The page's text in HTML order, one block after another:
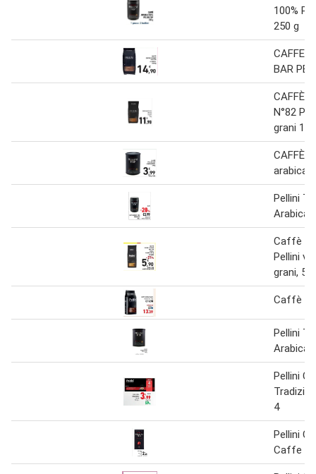
100%
250 g
CAFFE
BAR
CAFFÈ
N°82
grani 1
CAFFÈ
arabica
Pellini
Arabica
Caffè
Pellini
grani,
Caffè in
Pellini
Arabica
Pellini
4
Pellini
Caffe